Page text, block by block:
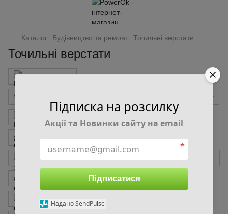
Каталог Будівництво та ремонт Точильні верстати
Точильні верстати
Компресори
Приналежності для компресорів та пневмоінструменту
Болгарки, шліфмашинки
Стелажі
Візок, комплект для переміщення
Підписка на розсилку
Акції та Новинки сайту на email
*
Підписатися
Надано SendPulse